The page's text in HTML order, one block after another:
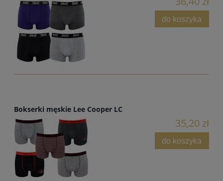
do koszyka
Bokserki męskie Lee Cooper LC
35,20 zł
do koszyka